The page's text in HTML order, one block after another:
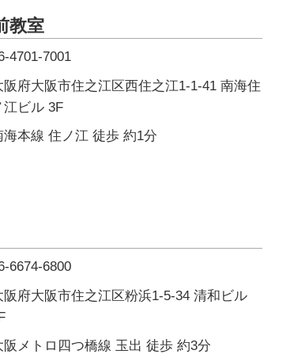
教室
4701-7001
阪府大阪市住之江区西住之江1-1-41 南海住
江ビル 3F
海本線 住ノ江 徒歩 約1分
6674-6800
阪府大阪市住之江区粉浜1-5-34 清和ビル
阪メトロ四つ橋線 玉出 徒歩 約3分